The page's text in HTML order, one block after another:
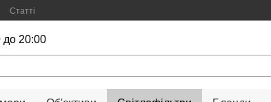
Статті
20:00